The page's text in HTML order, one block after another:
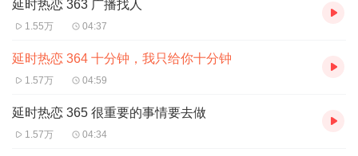
延时热恋 363 广播找人
1.55万 04:37
延时热恋 364 十分钟，我只给你十分钟
1.57万 04:59
延时热恋 365 很重要的事情要去做
1.57万 04:34